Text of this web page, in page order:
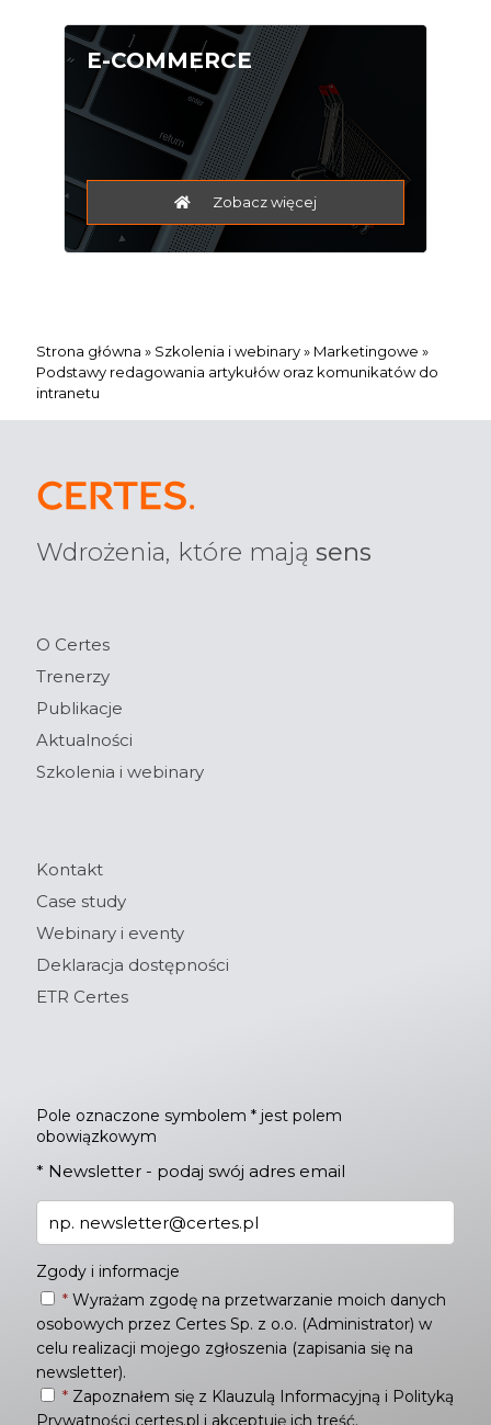
E-COMMERCE
Zobacz więcej
Strona główna » Szkolenia i webinary» Marketingowe »
Podstawy redagowania artykułów oraz komunikatów do
intranetu
Wdrożenia, które mają sens
O Certes
Trenerzy
Publikacje
Aktualności
Szkolenia i webinary
Kontakt
Case study
Webinary i eventy
Deklaracja dostępności
ETR Certes
Pole oznaczone symbolem * jest polem
obowiązkowym
* Newsletter - podaj swój adres email
Zgody i informacje
* Wyrażam zgodę na przetwarzanie moich danych
osobowych przez Certes Sp. z o.o. (Administrator) w
celu realizacji mojego zgłoszenia (zapisania się na
newsletter).
* Zapoznałem się z Klauzulą Informacyjną i Polityką
Prywatności certes.pl i akceptuję ich treść.